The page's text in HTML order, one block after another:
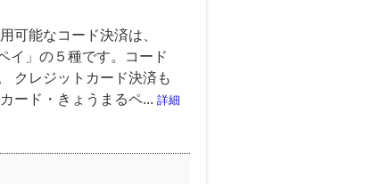
可能なコード決済は、
イ」の５種です。コード
クレジットカード決済も
ード・きょうまるペ... 詳細